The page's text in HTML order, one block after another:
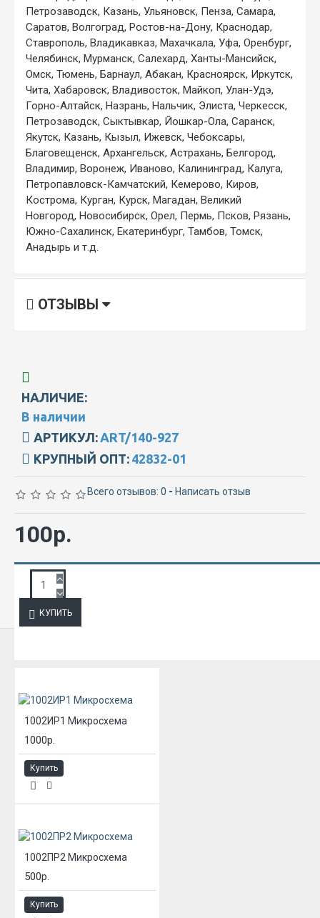
Петрозаводск, Казань, Ульяновск, Пенза, Самара,
Саратов, Волгоград, Ростов-на-Дону, Краснодар,
Ставрополь, Владикавказ, Махачкала, Уфа, Оренбург,
Челябинск, Мурманск, Салехард, Ханты-Мансийск,
Омск, Тюмень, Барнаул, Абакан, Красноярск, Иркутск,
Чита, Хабаровск, Владивосток, Майкоп, Улан-Удэ,
Горно-Алтайск, Назрань, Нальчик, Элиста, Черкесск,
Петрозаводск, Сыктывкар, Йошкар-Ола, Саранск,
Якутск, Казань, Кызыл, Ижевск, Чебоксары,
Благовещенск, Архангельск, Астрахань, Белгород,
Владимир, Воронеж, Иваново, Калининград, Калуга,
Петропавловск-Камчатский, Кемерово, Киров,
Кострома, Курган, Курск, Магадан, Великий
Новгород, Новосибирск, Орел, Пермь, Псков, Рязань,
Южно-Сахалинск, Екатеринбург, Тамбов, Томск,
Анадырь и т.д.
ОТЗЫВЫ
НАЛИЧИЕ:
В наличии
АРТИКУЛ: ART/140-927
КРУПНЫЙ ОПТ: 42832-01
Всего отзывов: 0 - Написать отзыв
100р.
КУПИТЬ
1002ИР1 Микросхема
1000р.
Купить
1002ПР2 Микросхема
500р.
Купить